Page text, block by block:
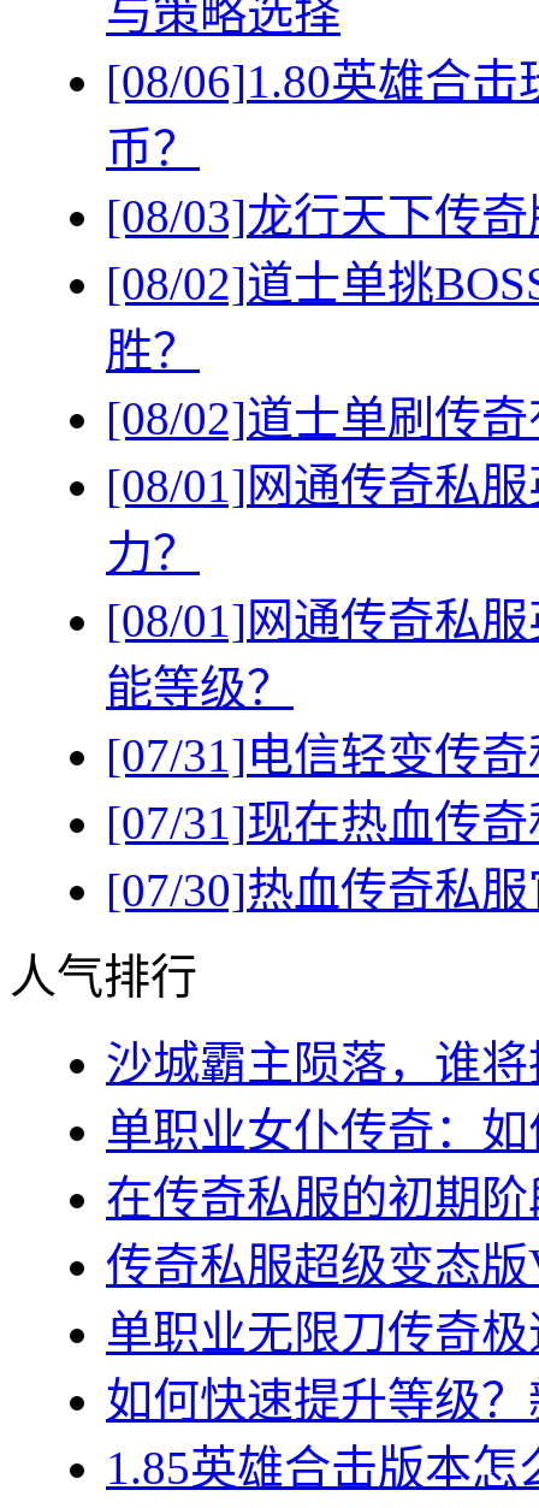
与策略选择
[08/06]1.80英雄合
币？
[08/03]龙行天下传
[08/02]道士单挑
胜？
[08/02]道士单刷传
[08/01]网通传奇私
力？
[08/01]网通传奇私
能等级？
[07/31]电信轻变传
[07/31]现在热血传
[07/30]热血传奇私
人气排行
沙城霸主陨落，谁
单职业女仆传奇：
在传奇私服的初期
传奇私服超级变态
单职业无限刀传奇
如何快速提升等级
1.85英雄合击版本